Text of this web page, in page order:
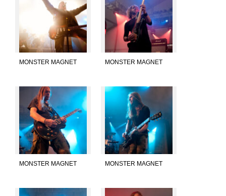
MONSTER MAGNET MONSTER MAGNET
MONSTER MAGNET MONSTER MAGNET